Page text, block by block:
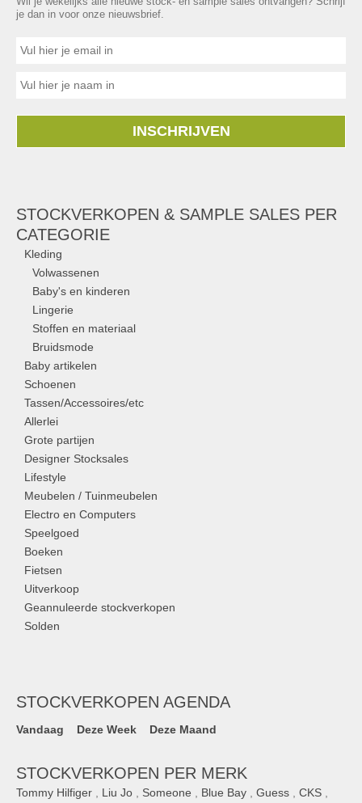
je dan in voor onze nieuwsbrief.
INSCHRIJVEN
STOCKVERKOPEN & SAMPLE SALES PER
CATEGORIE
Kleding
Volwassenen
Baby's en kinderen
Lingerie
Stoffen en materiaal
Bruidsmode
Baby artikelen
Schoenen
Tassen/Accessoires/etc
Allerlei
Grote partijen
Designer Stocksales
Lifestyle
Meubelen / Tuinmeubelen
Electro en Computers
Speelgoed
Boeken
Fietsen
Uitverkoop
Geannuleerde stockverkopen
Solden
STOCKVERKOPEN AGENDA
Vandaag Deze Week Deze Maand
STOCKVERKOPEN PER MERK
Tommy Hilfiger , Liu Jo , Someone , Blue Bay , Guess , CKS ,